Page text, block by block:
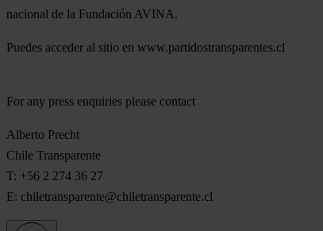
nacional de la Fundación AVINA.
Puedes acceder al sitio en www.partidostransparentes.cl
For any press enquiries please contact
Alberto Precht
Chile Transparente
T: +56 2 274 36 27
E: chiletransparente@chiletransparente.cl